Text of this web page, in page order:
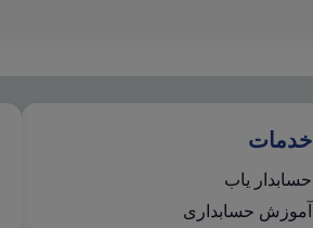
خدمات
حسابدار یاب
آموزش حسابداری